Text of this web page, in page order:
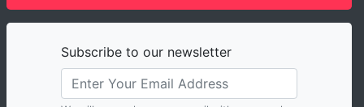
Subscribe to our newsletter